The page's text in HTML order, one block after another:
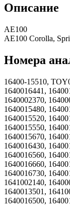
Описание
AE100
AE100 Corolla,
Номера
16400-15510,
1640016441,
1640002370,
1640015480,
1640015520,
1640015550,
1640015670,
1640016430,
1640016560,
1640016660,
1640016730,
1641002140,
1640013501,
1640016500,